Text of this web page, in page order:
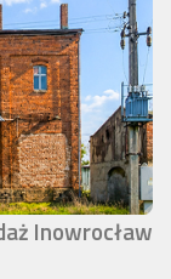
Inowrocław